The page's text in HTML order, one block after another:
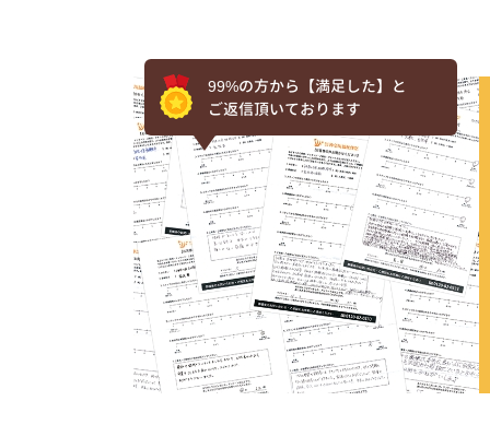
99%の方から【満足した】と
ご返信頂いております